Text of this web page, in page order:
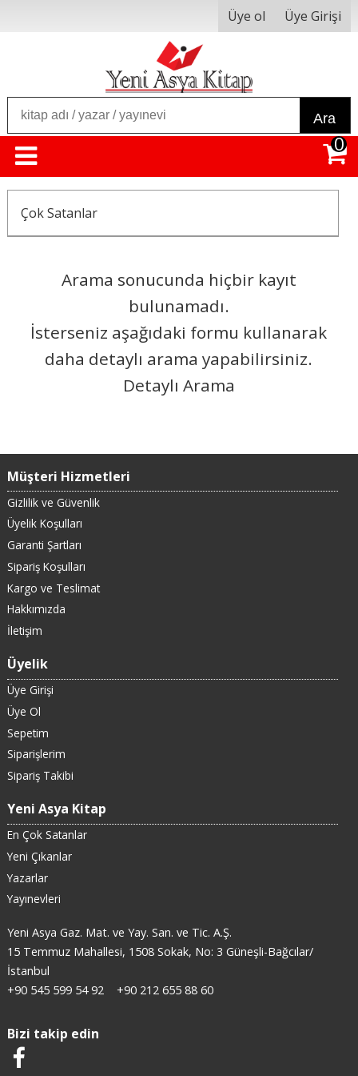
Üye ol Üye Girişi
Ara
0
Çok Satanlar
Arama sonucunda hiçbir kayıt
bulunamadı.
İsterseniz aşağıdaki formu kullanarak
daha detaylı arama yapabilirsiniz.
Detaylı Arama
Müşteri Hizmetleri
Gizlilik ve Güvenlik
Üyelik Koşulları
Garanti Şartları
Sipariş Koşulları
Kargo ve Teslimat
Hakkımızda
İletişim
Üyelik
Üye Girişi
Üye Ol
Sepetim
Siparişlerim
Sipariş Takibi
Yeni Asya Kitap
En Çok Satanlar
Yeni Çıkanlar
Yazarlar
Yayınevleri
Yeni Asya Gaz. Mat. ve Yay. San. ve Tic. A.Ş.
15 Temmuz Mahallesi, 1508 Sokak, No: 3 Güneşli-Bağcılar/
İstanbul
+90 545 599 54 92
+90 212 655 88 60
Bizi takip edin